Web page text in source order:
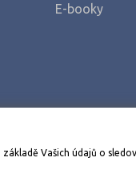
aplikaci Adresář škol
E-booky
Vašich údajů o